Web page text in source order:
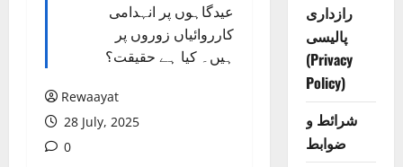
عیدگاہوں پر انہدامی
کارروائیاں زوروں پر
ہیں۔ کیا ہے حقیقت؟
Rewaayat
28 July, 2025
0
رازداری
پالیسی
(Privacy
Policy)
شرائط و
ضوابط